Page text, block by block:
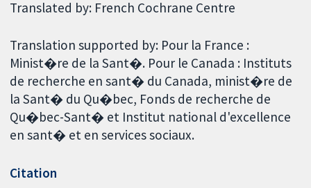
Translated by: French Cochrane Centre
Translation supported by: Pour la France :
Minist�re de la Sant�. Pour le Canada : Instituts
de recherche en sant� du Canada, minist�re de
la Sant� du Qu�bec, Fonds de recherche de
Qu�bec-Sant� et Institut national d'excellence
en sant� et en services sociaux.
Citation